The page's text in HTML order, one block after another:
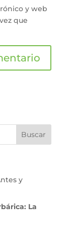
y web
que
y
La